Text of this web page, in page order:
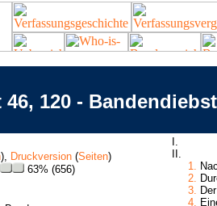
46, 120 -
), Druckversion (Seiten)
63% (656)
I.
II.
1.
2.
3.
4.